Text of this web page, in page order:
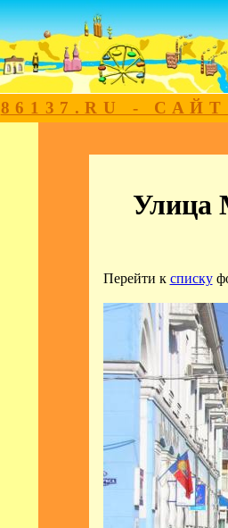
86137.RU -
Улица
Перейти к списку